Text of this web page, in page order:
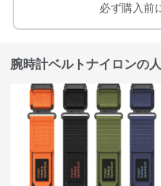
必ず購入前
腕時計ベルトナイロンの